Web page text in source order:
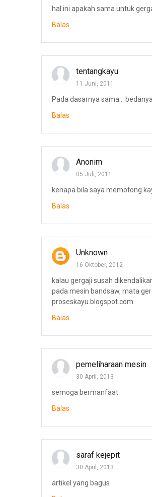
hal ini apakah sama untuk
Balas
tentangkayu
11 Juni, 2011
Pada dasarnya sama...
Balas
Anonim
05 Juli, 2011
kenapa bila saya memotong
Balas
Unknown
16 Oktober, 2012
kalau gergaji susah
pada mesin bandsaw, mata
proseskayu.blogspot.com
Balas
pemeliharaan mesin
30 April, 2013
semoga bermanfaat
Balas
saraf kejepit
30 April, 2013
artikel yang bagus